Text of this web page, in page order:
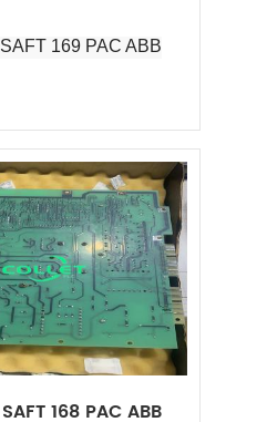
لوح طاقة SAFT 169 PAC ABB
لوح طاقة SAFT 168 PAC ABB